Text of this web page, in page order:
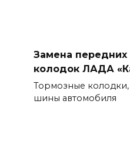
Замена передних
колодок ЛАДА
Тормозные
шины автомобиля